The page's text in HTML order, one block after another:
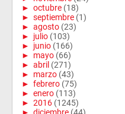
► octubre (18)
► septiembre (1)
► agosto (23)
► julio (103)
► junio (166)
► mayo (66)
► abril (271)
► marzo (43)
► febrero (75)
► enero (113)
► 2016 (1245)